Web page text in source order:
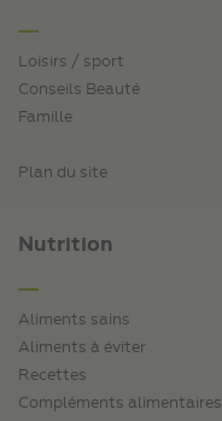
Loisirs / sport
Conseils Beauté
Famille
Plan du site
Nutrition
Aliments sains
Aliments à éviter
Recettes
Compléments alimentaires